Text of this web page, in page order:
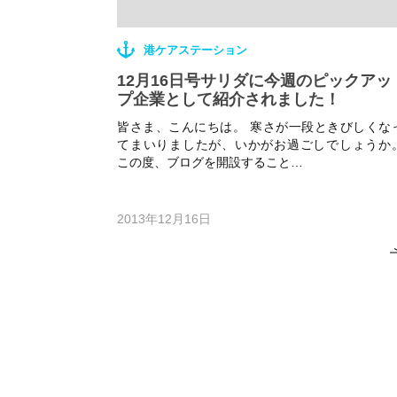
港ケアステーション
12月16日号サリダに今週のピックアッ
プ企業として紹介されました！
皆さま、こんにちは。 寒さが一段ときびしくな
てまいりましたが、いかがお過ごしでしょうか。
この度、ブログを開設すること…
2013年12月16日